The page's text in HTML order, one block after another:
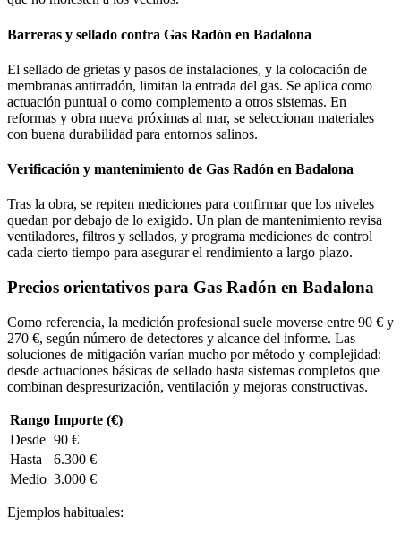
Barreras y sellado contra Gas Radón en Badalona
El sellado de grietas y pasos de instalaciones, y la colocación de
membranas antirradón, limitan la entrada del gas. Se aplica como
actuación puntual o como complemento a otros sistemas. En
reformas y obra nueva próximas al mar, se seleccionan materiales
con buena durabilidad para entornos salinos.
Verificación y mantenimiento de Gas Radón en Badalona
Tras la obra, se repiten mediciones para confirmar que los niveles
quedan por debajo de lo exigido. Un plan de mantenimiento revisa
ventiladores, filtros y sellados, y programa mediciones de control
cada cierto tiempo para asegurar el rendimiento a largo plazo.
Precios orientativos para Gas Radón en Badalona
Como referencia, la medición profesional suele moverse entre 90 € y
270 €, según número de detectores y alcance del informe. Las
soluciones de mitigación varían mucho por método y complejidad:
desde actuaciones básicas de sellado hasta sistemas completos que
combinan despresurización, ventilación y mejoras constructivas.
Rango Importe (€)
Desde 90 €
Hasta
6.300 €
Medio 3.000 €
Ejemplos habituales: